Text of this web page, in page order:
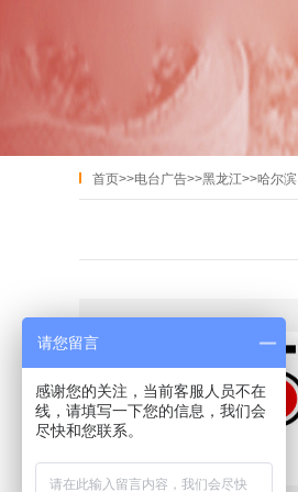
首页>>电台广告>>黑龙江>>哈尔滨
请您留言
感谢您的关注，当前客服人员不在
线，请填写一下您的信息，我们会
尽快和您联系。